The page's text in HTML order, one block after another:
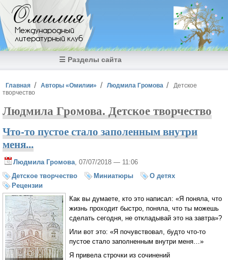
Перейти к основному содержанию
Омилия
Международный
литературный клуб
☰ Разделы сайта
Вы здесь
Главная Авторы «Омилии» Людмила Громова
Детское
творчество
Людмила Громова. Детское творчество
Что-то пустое стало заполенным внутри
меня...
Людмила Громова , 07/07/2018 — 11:06
Детское творчество
Миниатюры
О детях
Рецензии
Как вы думаете, кто это написал: «Я поняла, что
жизнь проходит быстро, поняла, что ты можешь
сделать сегодня, не откладывай это на завтра»?
Или вот это: «Я почувствовал, будто что-то
пустое стало заполненным внутри меня…»
Я привела строчки из сочинений